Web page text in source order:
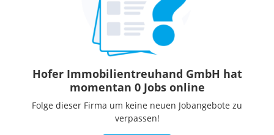
Hofer Immobilientreuhand GmbH hat
momentan 0 Jobs online
Folge dieser Firma um keine neuen Jobangebote zu
verpassen!